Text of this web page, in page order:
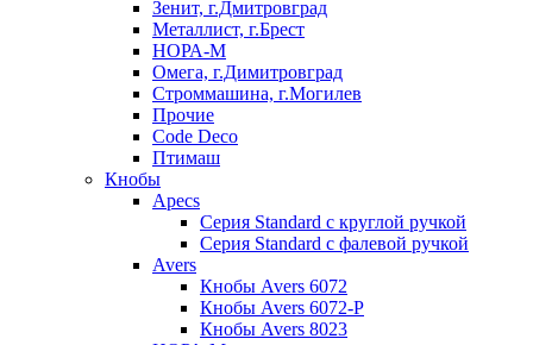
Зенит, г.Дмитровград
Металлист, г.Брест
НОРА-М
Омега, г.Димитровград
Строммашина, г.Могилев
Прочие
Code Deco
Птимаш
Кнобы
Apecs
Серия Standard с круглой ручкой
Серия Standard с фалевой ручкой
Avers
Кнобы Avers 6072
Кнобы Avers 6072-P
Кнобы Avers 8023